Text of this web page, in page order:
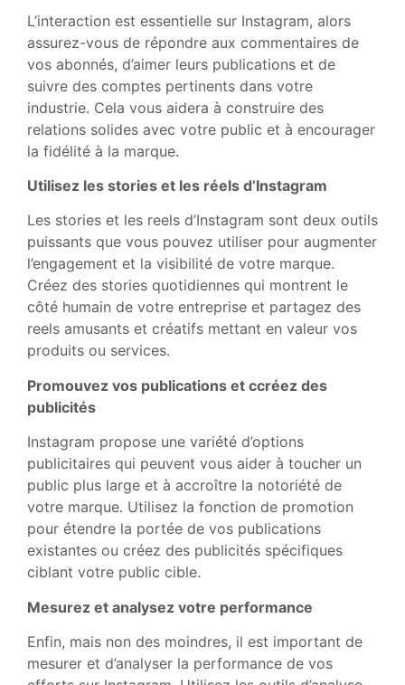
L’interaction est essentielle sur Instagram, alors
assurez-vous de répondre aux commentaires de
vos abonnés, d’aimer leurs publications et de
suivre des comptes pertinents dans votre
industrie. Cela vous aidera à construire des
relations solides avec votre public et à encourager
la fidélité à la marque.
Utilisez les stories et les réels d’Instagram
Les stories et les reels d’Instagram sont deux outils
puissants que vous pouvez utiliser pour augmenter
l’engagement et la visibilité de votre marque.
Créez des stories quotidiennes qui montrent le
côté humain de votre entreprise et partagez des
reels amusants et créatifs mettant en valeur vos
produits ou services.
Promouvez vos publications et ccréez des
publicités
Instagram propose une variété d’options
publicitaires qui peuvent vous aider à toucher un
public plus large et à accroître la notoriété de
votre marque. Utilisez la fonction de promotion
pour étendre la portée de vos publications
existantes ou créez des publicités spécifiques
ciblant votre public cible.
Mesurez et analysez votre performance
Enfin, mais non des moindres, il est important de
mesurer et d’analyser la performance de vos